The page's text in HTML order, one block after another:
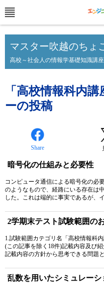
マスター吹越のちょ
高校～社会人の情報学基礎知識講座
「高校情報科内
ーの投稿
Share
暗号化の仕組みと必要性
コンピュータ通信による暗号化の必
のようなもので、経路にいる存在は
した。これは端的に事実であるが、
2学期末テスト試験範囲の
1.試験範囲カテゴリ名「高校情報科
(この記事を除く18件)記載内容及び
記載内容の方針から思考できる問題
乱数を用いたシミュレー